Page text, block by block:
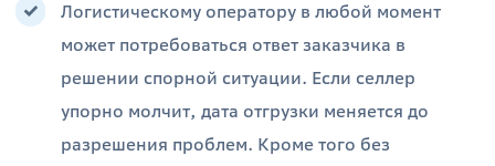
Логистическому оператору в любой момент
может потребоваться ответ заказчика в
решении спорной ситуации. Если селлер
упорно молчит, дата отгрузки меняется до
разрешения проблем. Кроме того без